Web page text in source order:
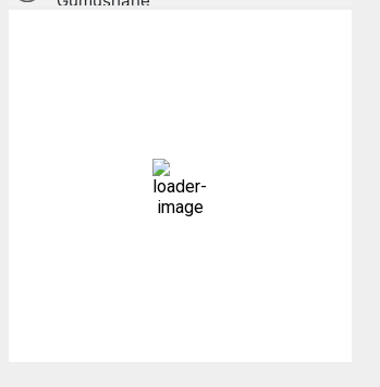
98 %
1011 mb